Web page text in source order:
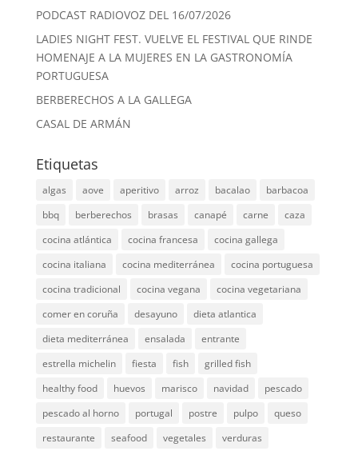
PODCAST RADIOVOZ DEL 16/07/2026
LADIES NIGHT FEST. VUELVE EL FESTIVAL QUE RINDE
HOMENAJE A LA MUJERES EN LA GASTRONOMÍA
PORTUGUESA
BERBERECHOS A LA GALLEGA
CASAL DE ARMÁN
Etiquetas
algas aove aperitivo arroz bacalao
barbacoa
bbq
berberechos brasas canapé carne
caza
cocina atlántica
cocina francesa
cocina gallega
cocina italiana
cocina mediterránea
cocina portuguesa
cocina tradicional
cocina vegana
cocina vegetariana
comer en coruña
desayuno
dieta atlantica
dieta mediterránea
ensalada
entrante
estrella michelin
fiesta fish
grilled fish
healthy food
huevos marisco navidad
pescado
pescado al horno
portugal postre pulpo
queso
restaurante
seafood vegetales verduras